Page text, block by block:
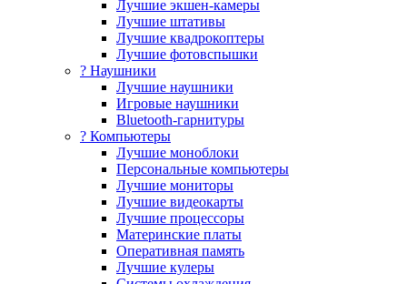
Лучшие экшен-камеры
Лучшие штативы
Лучшие квадрокоптеры
Лучшие фотовспышки
? Наушники
Лучшие наушники
Игровые наушники
Bluetooth-гарнитуры
?️ Компьютеры
Лучшие моноблоки
Персональные компьютеры
Лучшие мониторы
Лучшие видеокарты
Лучшие процессоры
Материнские платы
Оперативная память
Лучшие кулеры